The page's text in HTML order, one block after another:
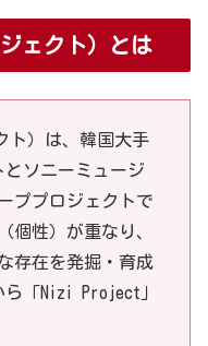
ェクト）とは
）は、韓国大手
とソニーミュージ
ププロジェクトで
個性）が重なり、
存在を発掘・育成
「Nizi Project」